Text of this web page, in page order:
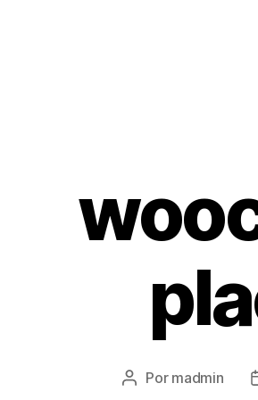
Autor
Por madmin